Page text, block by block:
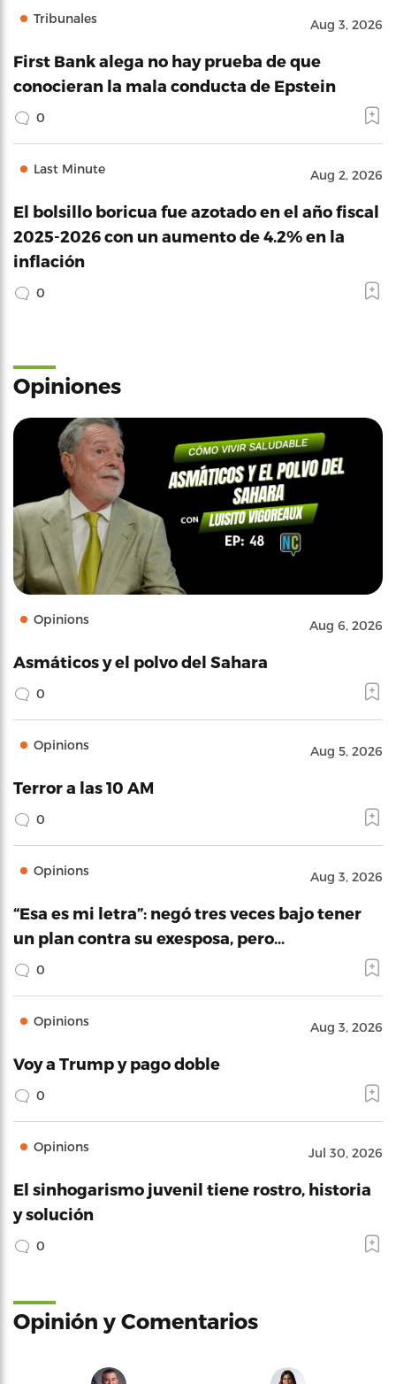
Tribunales Aug 3, 2026
First Bank alega no hay prueba de que
conocieran la mala conducta de Epstein
0
Last Minute Aug 2, 2026
El bolsillo boricua fue azotado en el año fiscal
2025-2026 con un aumento de 4.2% en la
inflación
0
Opiniones
Opinions Aug 6, 2026
Asmáticos y el polvo del Sahara
0
Opinions Aug 5, 2026
Terror a las 10 AM
0
Opinions Aug 3, 2026
“Esa es mi letra”: negó tres veces bajo tener
un plan contra su exesposa, pero…
0
Opinions Aug 3, 2026
Voy a Trump y pago doble
0
Opinions Jul 30, 2026
El sinhogarismo juvenil tiene rostro, historia
y solución
0
Opinión y Comentarios